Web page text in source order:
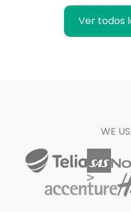
Ver todos
WE